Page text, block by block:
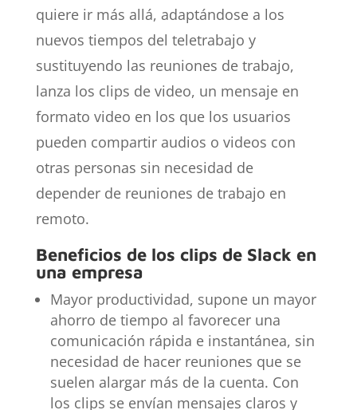
quiere ir más allá, adaptándose a los
nuevos tiempos del teletrabajo y
sustituyendo las reuniones de trabajo,
lanza los clips de video, un mensaje en
formato video en los que los usuarios
pueden compartir audios o videos con
otras personas sin necesidad de
depender de reuniones de trabajo en
remoto.
Beneficios de los clips de Slack en
una empresa
Mayor productividad, supone un mayor
ahorro de tiempo al favorecer una
comunicación rápida e instantánea, sin
necesidad de hacer reuniones que se
suelen alargar más de la cuenta. Con
los clips se envían mensajes claros y